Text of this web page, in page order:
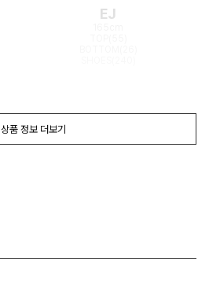
EJ
상품 정보 더보기